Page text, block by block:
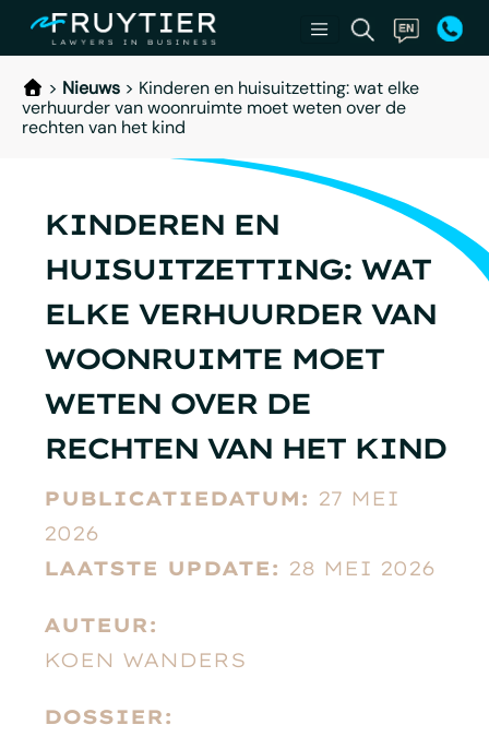
> Nieuws > Kinderen en huisuitzetting: wat elke
verhuurder van woonruimte moet weten over de
rechten van het kind
KINDEREN EN
HUISUITZETTING: WAT
ELKE VERHUURDER VAN
WOONRUIMTE MOET
WETEN OVER DE
RECHTEN VAN HET KIND
PUBLICATIEDATUM: 27 MEI
2026
LAATSTE UPDATE: 28 MEI 2026
AUTEUR:
KOEN WANDERS
DOSSIER: